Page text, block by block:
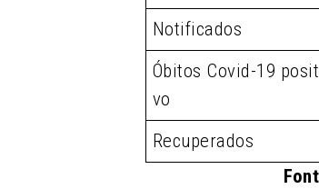
Notificados
Óbitos Covid-19
vo
Recuperados